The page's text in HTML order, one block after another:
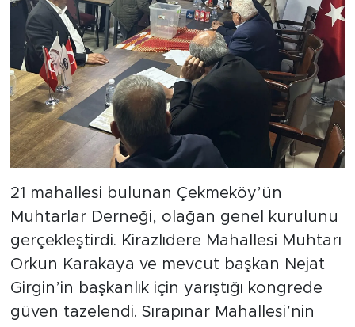
21 mahallesi bulunan Çekmeköy’ün
Muhtarlar Derneği, olağan genel kurulunu
gerçekleştirdi. Kirazlıdere Mahallesi Muhtarı
Orkun Karakaya ve mevcut başkan Nejat
Girgin’in başkanlık için yarıştığı kongrede
güven tazelendi. Sırapınar Mahallesi’nin